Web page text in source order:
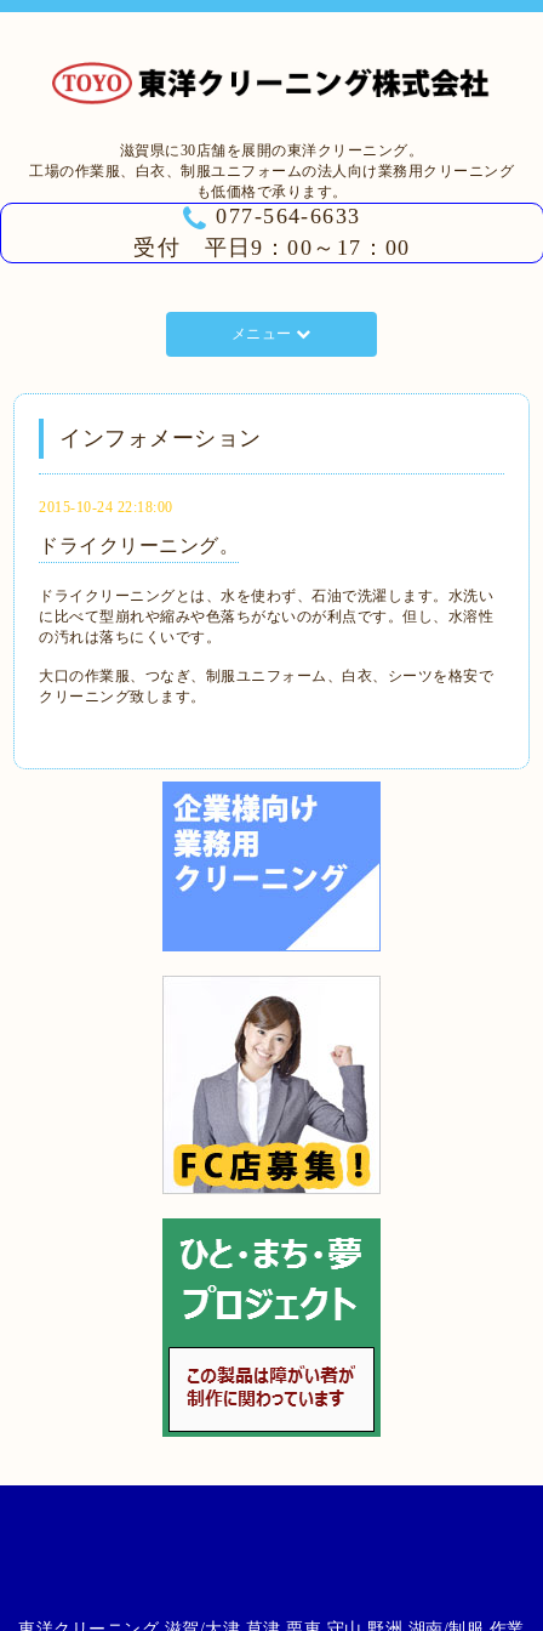
滋賀県に30店舗を展開の東洋クリーニング。
工場の作業服、白衣、制服ユニフォームの法人向け業務用クリーニング
も低価格で承ります。
077-564-6633
受付 平日9：00～17：00
メニュー
インフォメーション
2015-10-24 22:18:00
ドライクリーニング。
ドライクリーニングとは、水を使わず、石油で洗濯します。水洗い
に比べて型崩れや縮みや色落ちがないのが利点です。但し、水溶性
の汚れは落ちにくいです。
大口の作業服、つなぎ、制服ユニフォーム、白衣、シーツを格安で
クリーニング致します。